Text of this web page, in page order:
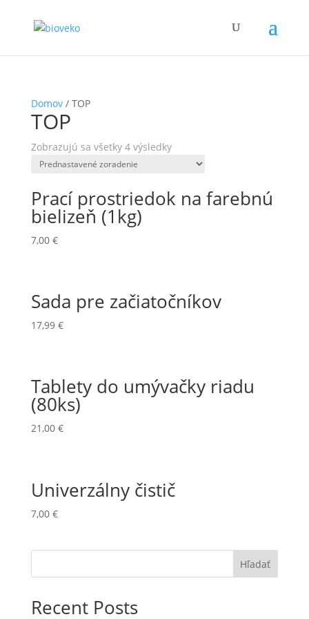
Domov/ TOP
TOP
Zobrazujú sa všetky 4 výsledky
Prací prostriedok na farebnú
bielizeň (1kg)
7,00 €
Sada pre začiatočníkov
17,99 €
Tablety do umývačky riadu
(80ks)
21,00 €
Univerzálny čistič
7,00 €
Hľadať
Recent Posts